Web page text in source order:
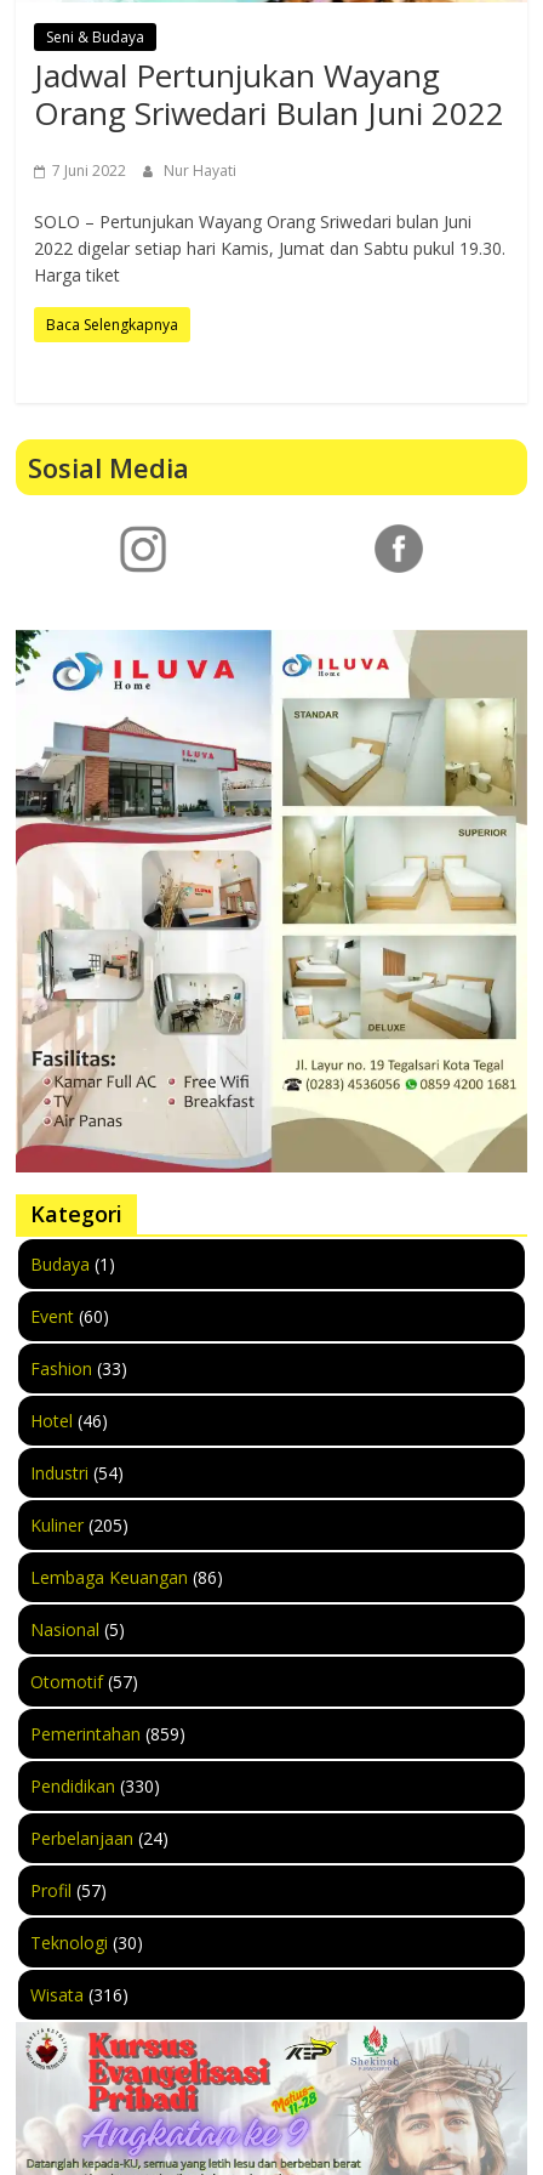
Seni & Budaya
Jadwal Pertunjukan Wayang
Orang Sriwedari Bulan Juni 2022
7 Juni 2022 Nur Hayati
SOLO – Pertunjukan Wayang Orang Sriwedari bulan Juni
2022 digelar setiap hari Kamis, Jumat dan Sabtu pukul 19.30.
Harga tiket
Baca Selengkapnya
Sosial Media
Kategori
Budaya (1)
Event (60)
Fashion (33)
Hotel (46)
Industri (54)
Kuliner (205)
Lembaga Keuangan (86)
Nasional (5)
Otomotif(57)
Pemerintahan (859)
Pendidikan (330)
Perbelanjaan (24)
Profil (57)
Teknologi (30)
Wisata (316)